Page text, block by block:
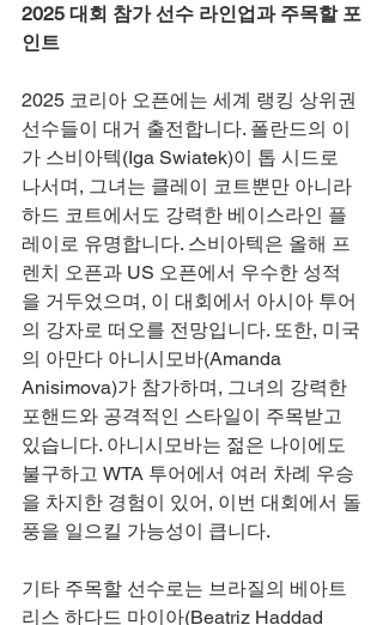
2025 대회 참가 선수 라인업과 주목할 포
인트
2025 코리아 오픈에는 세계 랭킹 상위권
선수들이 대거 출전합니다. 폴란드의 이
가 스비아텍(Iga Swiatek)이 톱 시드로
나서며, 그녀는 클레이 코트뿐만 아니라
하드 코트에서도 강력한 베이스라인 플
레이로 유명합니다. 스비아텍은 올해 프
렌치 오픈과 US 오픈에서 우수한 성적
을 거두었으며, 이 대회에서 아시아 투어
의 강자로 떠오를 전망입니다. 또한, 미국
의 아만다 아니시모바(Amanda
Anisimova)가 참가하며, 그녀의 강력한
포핸드와 공격적인 스타일이 주목받고
있습니다. 아니시모바는 젊은 나이에도
불구하고 WTA 투어에서 여러 차례 우승
을 차지한 경험이 있어, 이번 대회에서 돌
풍을 일으킬 가능성이 큽니다.
기타 주목할 선수로는 브라질의 베아트
리스 하다드 마이아(Beatriz Haddad